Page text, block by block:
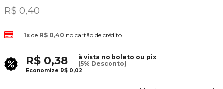
R$ 0,40
1xde R$ 0,40 no cartão de crédito
R$ 0,38
à vista no boleto ou pix
(5% Desconto)
Economize R$ 0,02